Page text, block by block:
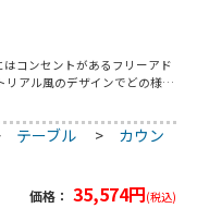
コンセントがあるフリーアド
リアル風のデザインでどの様な
きます。コードの長さ：約
24．8kg●フレーム・脚部：
ク：スチール（クロームメッキ
／コンセント：合成樹脂●定
荷重：天板40kg●要プラスド
テーブル > カウン
価格： 35,574円(税込)